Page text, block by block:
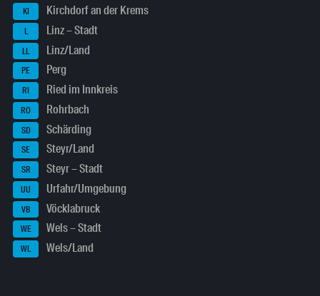
KI Kirchdorf an der Krems
L Linz – Stadt
LL Linz/Land
PE Perg
RI Ried im Innkreis
RO Rohrbach
SD Schärding
SE Steyr/Land
SR Steyr – Stadt
UU Urfahr/Umgebung
VB Vöcklabruck
WE Wels – Stadt
WL Wels/Land